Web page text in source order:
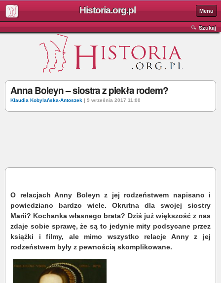
Historia.org.pl Menu
Szukaj
Anna Boleyn – siostra z piekła rodem?
Klaudia Kobylańska-Antoszek | 9 września 2017 11:00
O relacjach Anny Boleyn z jej rodzeństwem napisano i
powiedziano bardzo wiele. Okrutna dla swojej siostry
Marii? Kochanka własnego brata? Dziś już większość z nas
zdaje sobie sprawę, że są to jedynie mity podsycane przez
książki i filmy, ale mimo wszystko relacje Anny z jej
rodzeństwem były z pewnością skomplikowane.